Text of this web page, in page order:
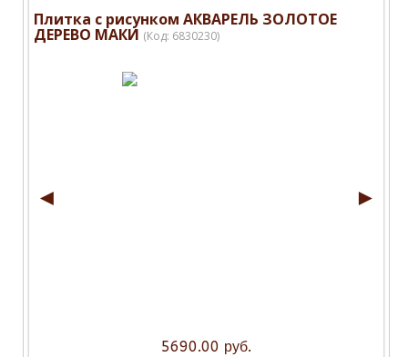
Плитка с рисунком АКВАРЕЛЬ ЗОЛОТОЕ
ДЕРЕВО МАКИ (Код: 6830230)
◄ ►
5690.00 руб.